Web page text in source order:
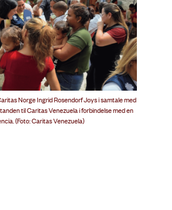
Norge Ingrid Rosendorf Joys i samtale med
til Caritas Venezuela i forbindelse med en
(Foto: Caritas Venezuela)